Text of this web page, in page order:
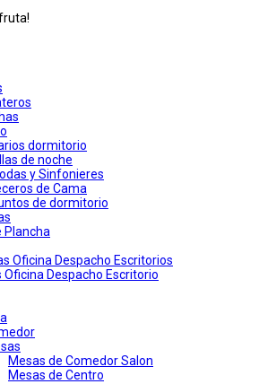
dormitorio
de noche
y Sinfonieres
de Cama
de dormitorio
Plancha
Oficina Despacho Escritorios
Oficina Despacho Escritorio
Mesas de Comedor Salon
Mesas de Centro